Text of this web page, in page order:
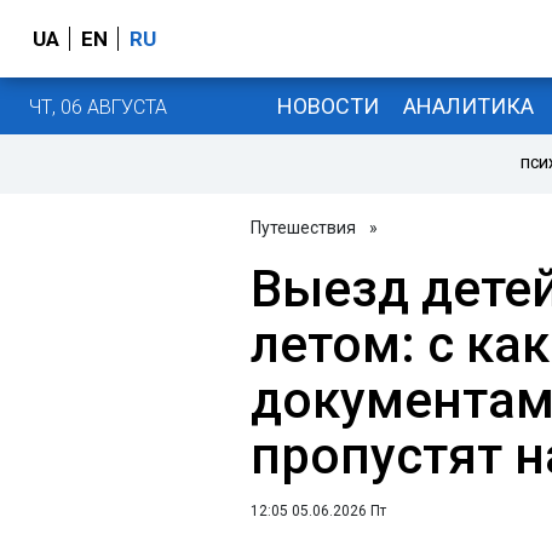
UA EN RU
ЧТ, 06 АВГУСТА НОВОСТИ АНАЛИТИКА
Путешествия »
Выезд
летом: с
пропустят
12:05 05.06.2026 Пт